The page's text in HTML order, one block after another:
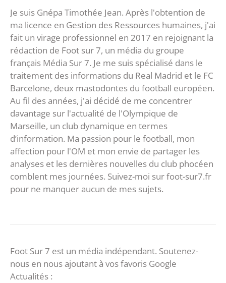
Je suis Gnépa Timothée Jean. Après l'obtention de
ma licence en Gestion des Ressources humaines, j'ai
fait un virage professionnel en 2017 en rejoignant la
rédaction de Foot sur 7, un média du groupe
français Média Sur 7. Je me suis spécialisé dans le
traitement des informations du Real Madrid et le FC
Barcelone, deux mastodontes du football européen.
Au fil des années, j'ai décidé de me concentrer
davantage sur l'actualité de l'Olympique de
Marseille, un club dynamique en termes
d’information. Ma passion pour le football, mon
affection pour l'OM et mon envie de partager les
analyses et les dernières nouvelles du club phocéen
comblent mes journées. Suivez-moi sur foot-sur7.fr
pour ne manquer aucun de mes sujets.
Foot Sur 7 est un média indépendant. Soutenez-
nous en nous ajoutant à vos favoris Google
Actualités :